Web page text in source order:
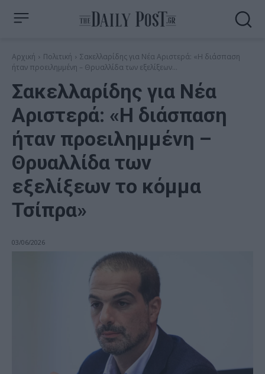
Αρχική Πολιτική
Σακελλαρίδης για Νέα Αριστερά: «Η διάσπαση
ήταν προειλημμένη – Θρυαλλίδα των εξελίξεων...
Σακελλαρίδης για Νέα
Αριστερά: «Η διάσπαση
ήταν προειλημμένη –
Θρυαλλίδα των
εξελίξεων το κόμμα
Τσίπρα»
03/06/2026